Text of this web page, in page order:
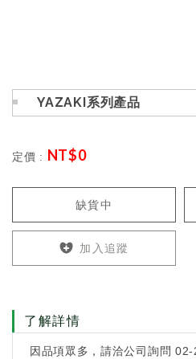
YAZAKI系列產品
定價 : NT$0
缺貨中
加入追蹤
了解詳情
因品項眾多，請洽公司詢問